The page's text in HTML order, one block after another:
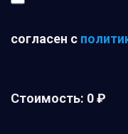
согласен с
Стоимость: 0 ₽